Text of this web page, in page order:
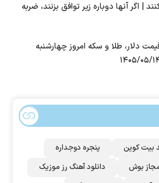
| اگر آنها دوباره زیر توافق بزنند، ضربه
دلار، طلا و سکه امروز چهارشنبه
۰۵/۱۴
بیت کوین
پنجره دوجداره
بوش
دانلود آهنگ رز‌ موزیک